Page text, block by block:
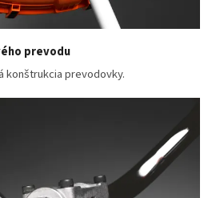
prevodu
konštrukcia prevodovky.